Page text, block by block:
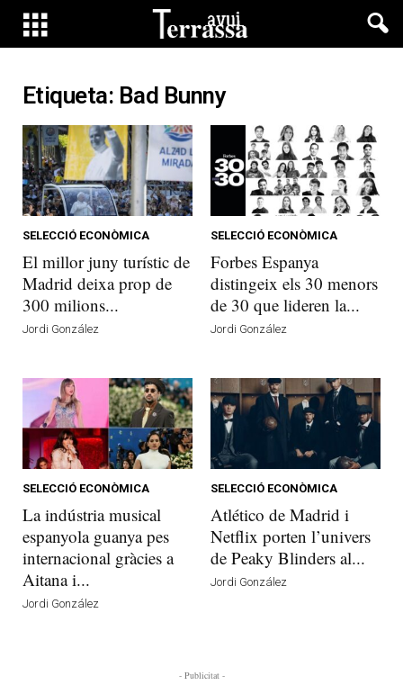
Etiqueta: Bad Bunny
SELECCIÓ ECONÒMICA
El millor juny turístic de
Madrid deixa prop de
300 milions...
Jordi González
SELECCIÓ ECONÒMICA
Forbes Espanya
distingeix els 30 menors
de 30 que lideren la...
Jordi González
SELECCIÓ ECONÒMICA
La indústria musical
espanyola guanya pes
internacional gràcies a
Aitana i...
Jordi González
SELECCIÓ ECONÒMICA
Atlético de Madrid i
Netflix porten l’univers
de Peaky Blinders al...
Jordi González
- Publicitat -